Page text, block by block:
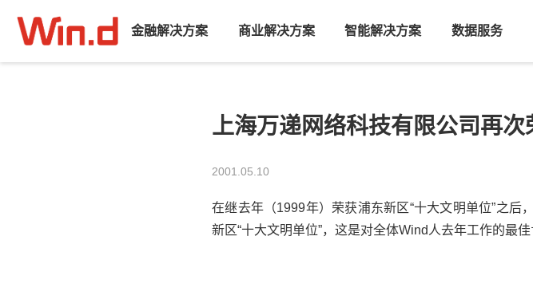
金融解决方案 商业解决方案 智能解决方案 数据服务
上海万递网络科技有限公司再
2001.05.10
在继去年（1999年）荣获浦东新区“十大文明单位”之
新区“十大文明单位”，这是对全体Wind人去年工作的最佳